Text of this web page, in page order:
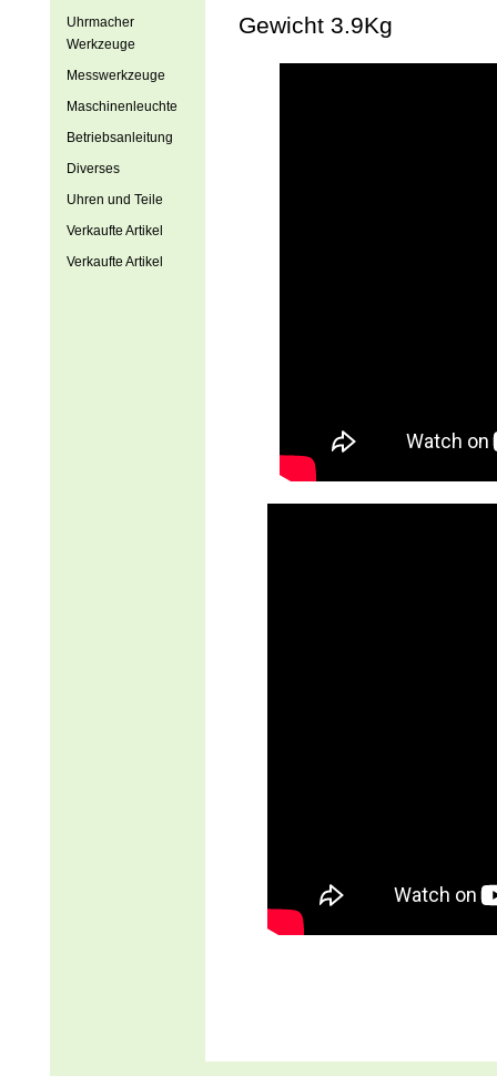
Gewicht 3.9Kg
Uhrmacher
Werkzeuge
Messwerkzeuge
Maschinenleuchte
Betriebsanleitung
Diverses
Uhren und Teile
Verkaufte Artikel
Verkaufte Artikel